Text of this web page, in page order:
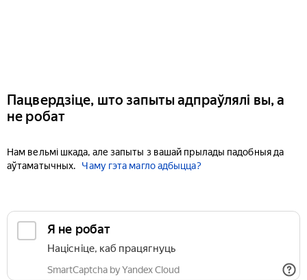
Пацвердзіце, што запыты адпраўлялі вы, а
не робат
Нам вельмі шкада, але запыты з вашай прылады падобныя да
аўтаматычных.
Чаму гэта магло адбыцца?
Я не робат
Націсніце, каб працягнуць
SmartCaptcha by Yandex Cloud